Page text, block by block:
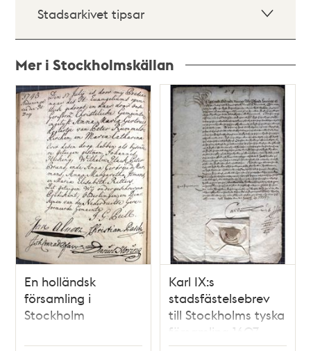
Stadsarkivet tipsar
Mer i Stockholmskällan
Relaterade
poster
och
En holländsk
församling i
Stockholm
Karl IX:s
stadsfästelsebrev
till Stockholms tyska
församling 1607